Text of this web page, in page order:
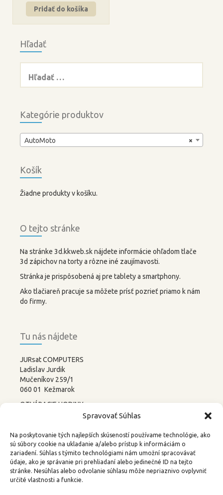
Spravovať Súhlas
Na poskytovanie tých najlepších skúseností používame technológie, ako
sú súbory cookie na ukladanie a/alebo prístup k informáciám o
zariadení. Súhlas s týmito technológiami nám umožní spracovávať
údaje, ako je správanie pri prehliadaní alebo jedinečné ID na tejto
stránke. Nesúhlas alebo odvolanie súhlasu môže nepriaznivo ovplyvniť
určité vlastnosti a funkcie.
Pridať do košíka
Hľadať
Kategórie produktov
×
AutoMoto
Košík
Žiadne produkty v košíku.
O tejto stránke
Na stránke 3d.kkweb.sk nájdete informácie ohľadom tlače
3d zápichov na torty a rôzne iné zaujímavosti.
Stránka je prispôsobená aj pre tablety a smartphony.
Ako tlačiareň pracuje sa môžete prísť pozrieť priamo k nám
do firmy.
Tu nás nájdete
JURsat COMPUTERS
Ladislav Jurdik
Mučeníkov 259/1
060 01 Kežmarok
OTVÁRACIE HODINY:
PONDELOK – PIATOK
SOBOTA – NEDEĽA
ZATVORENÉ
tel.: 052 4522367, 0905 219488
email:3d@kkweb.sk